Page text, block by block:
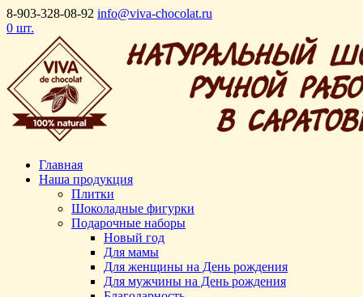
8-903-328-08-92 info@viva-chocolat.ru
0 шт.
Главная
Наша продукция
Плитки
Шоколадные фигурки
Подарочные наборы
Новый год
Для мамы
Для женщины на День рождения
Для мужчины на День рождения